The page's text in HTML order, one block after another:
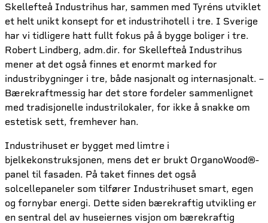
Skellefteå Industrihus har, sammen med Tyréns utviklet
et helt unikt konsept for et industrihotell i tre. I Sverige
har vi tidligere hatt fullt fokus på å bygge boliger i tre.
Robert Lindberg, adm.dir. for Skellefteå Industrihus
mener at det også finnes et enormt marked for
industribygninger i tre, både nasjonalt og internasjonalt. –
Bærekraftmessig har det store fordeler sammenlignet
med tradisjonelle industrilokaler, for ikke å snakke om
estetisk sett, fremhever han.
Industrihuset er bygget med limtre i
bjelkekonstruksjonen, mens det er brukt OrganoWood®-
panel til fasaden. På taket finnes det også
solcellepaneler som tilfører Industrihuset smart, egen
og fornybar energi. Dette siden bærekraftig utvikling er
en sentral del av huseiernes visjon om bærekraftig